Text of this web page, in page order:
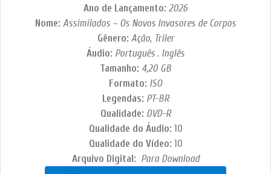
Ano de Lançamento: 2026
Nome: Assimilados – Os Novos Invasores de Corpos
Gênero: Ação, Triler
Áudio: Português . Inglês
Tamanho: 4,20 GB
Formato: ISO
Legendas: PT-BR
Qualidade: DVD-R
Qualidade do Áudio: 10
Qualidade do Vídeo: 10
Arquivo Digital: Para Download